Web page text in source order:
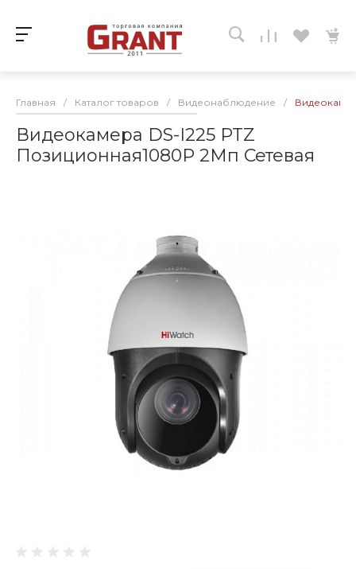
Главная / Каталог товаров / Видеонаблюдение /
Видеокамера DS-I225 PTZ
Позиционная1080P 2Мп Сетевая